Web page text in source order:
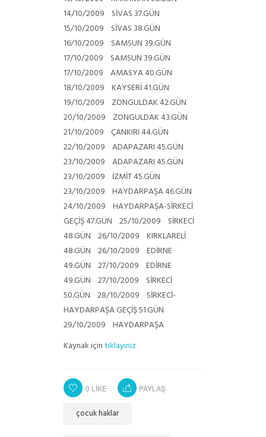
14/10/2009 SİVAS 37.GÜN
15/10/2009 SİVAS 38.GÜN
16/10/2009 SAMSUN 39.GÜN
17/10/2009 SAMSUN 39.GÜN
17/10/2009 AMASYA40.GÜN
18/10/2009 KAYSERİ41.GÜN
19/10/2009 ZONGULDAK42.GÜN
20/10/2009 ZONGULDAK43.GÜN
21/10/2009 ÇANKIRI44.GÜN
22/10/2009 ADAPAZARI45.GÜN
23/10/2009 ADAPAZARI45.GÜN
23/10/2009 İZMİT45.GÜN
23/10/2009 HAYDARPAŞA46.GÜN
24/10/2009 HAYDARPAŞA-SİRKECİ
GEÇİŞ47.GÜN 25/10/2009 SİRKECİ
48.GÜN 26/10/2009 KIRKLARELİ
48.GÜN 26/10/2009 EDİRNE
49.GÜN 27/10/2009 EDİRNE
49.GÜN 27/10/2009 SİRKECİ
50.GÜN 28/10/2009 SİRKECİ-
HAYDARPAŞA GEÇİŞ51.GÜN
29/10/2009 HAYDARPAŞA
Kaynak içintıklayınız
0 LIKE PAYLAŞ
çocuk haklar